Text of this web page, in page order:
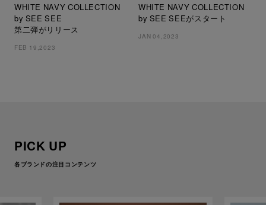
WHITE NAVY COLLECTION
by SEE SEE
第二弾がリリース
FEB 19,2023
WHITE NAVY COLLECTION
by SEE SEEがスタート
JAN 04,2023
PICK UP
各ブランドの注目コンテンツ